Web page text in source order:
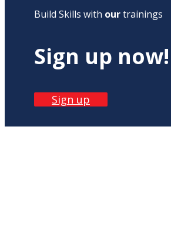
Build Skills with ourtrainings
Sign up now!
Sign up